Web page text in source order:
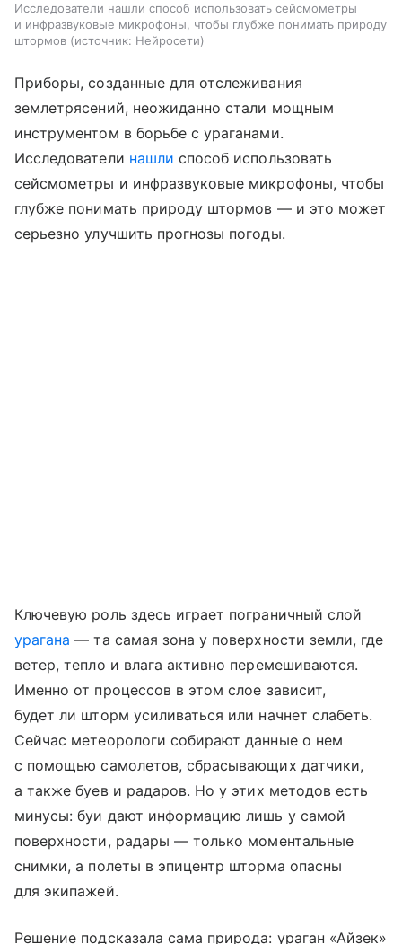
Исследователи нашли способ использовать сейсмометры
и инфразвуковые микрофоны, чтобы глубже понимать природу
штормов
источник: Нейросети
Приборы, созданные для отслеживания
землетрясений, неожиданно стали мощным
инструментом в борьбе с ураганами.
Исследователи нашли способ использовать
сейсмометры и инфразвуковые микрофоны, чтобы
глубже понимать природу штормов — и это может
серьезно улучшить прогнозы погоды.
Ключевую роль здесь играет пограничный слой
урагана — та самая зона у поверхности земли, где
ветер, тепло и влага активно перемешиваются.
Именно от процессов в этом слое зависит,
будет ли шторм усиливаться или начнет слабеть.
Сейчас метеорологи собирают данные о нем
с помощью самолетов, сбрасывающих датчики,
а также буев и радаров. Но у этих методов есть
минусы: буи дают информацию лишь у самой
поверхности, радары — только моментальные
снимки, а полеты в эпицентр шторма опасны
для экипажей.
Решение подсказала сама природа: ураган «Айзек»